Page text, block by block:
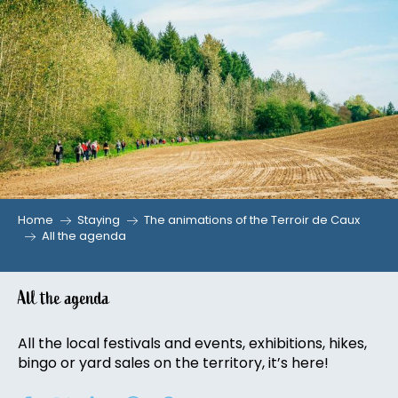
Aller
au
contenu
principal
Home Staying
The animations of the Terroir de Caux
All the agenda
All the agenda
All the local festivals and events, exhibitions, hikes,
bingo or yard sales on the territory, it’s here!